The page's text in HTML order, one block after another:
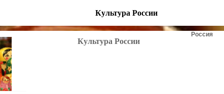
Культура России
Культура России
Россия